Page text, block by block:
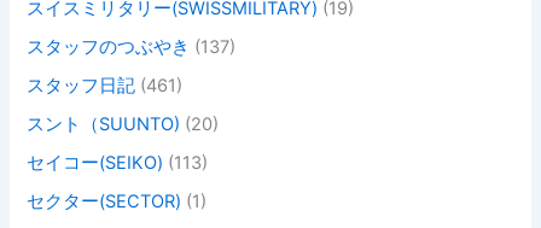
スイスミリタリー(SWISSMILITARY) (19)
スタッフのつぶやき (137)
スタッフ日記 (461)
スント（SUUNTO) (20)
セイコー(SEIKO) (113)
セクター(SECTOR) (1)